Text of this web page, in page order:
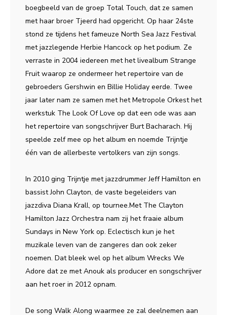
boegbeeld van de groep Total Touch, dat ze samen
met haar broer Tjeerd had opgericht. Op haar 24ste
stond ze tijdens het fameuze North Sea Jazz Festival
met jazzlegende Herbie Hancock op het podium. Ze
verraste in 2004 iedereen met het livealbum Strange
Fruit waarop ze ondermeer het repertoire van de
gebroeders Gershwin en Billie Holiday eerde. Twee
jaar later nam ze samen met het Metropole Orkest het
werkstuk The Look Of Love op dat een ode was aan
het repertoire van songschrijver Burt Bacharach. Hij
speelde zelf mee op het album en noemde Trijntje
één van de allerbeste vertolkers van zijn songs.
In 2010 ging Trijntje met jazzdrummer Jeff Hamilton en
bassist John Clayton, de vaste begeleiders van
jazzdiva Diana Krall, op tournee.Met The Clayton
Hamilton Jazz Orchestra nam zij het fraaie album
Sundays in New York op. Eclectisch kun je het
muzikale leven van de zangeres dan ook zeker
noemen. Dat bleek wel op het album Wrecks We
Adore dat ze met Anouk als producer en songschrijver
aan het roer in 2012 opnam.
De song Walk Along waarmee ze zal deelnemen aan